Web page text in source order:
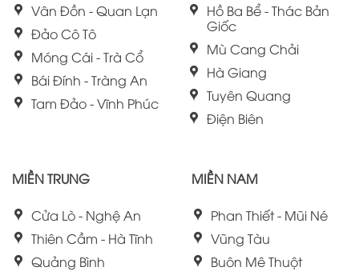
Vân Đồn - Quan Lạn
Đảo Cô Tô
Móng Cái - Trà Cổ
Bái Đính - Tràng An
Tam Đảo - Vĩnh Phúc
Hồ Ba Bể - Thác Bản
Giốc
Mù Cang Chải
Hà Giang
Tuyên Quang
Điện Biên
MIỀN TRUNG
Cửa Lò - Nghệ An
Thiên Cầm - Hà Tĩnh
Quảng Bình
MIỀN NAM
Phan Thiết - Mũi Né
Vũng Tàu
Buôn Mê Thuột